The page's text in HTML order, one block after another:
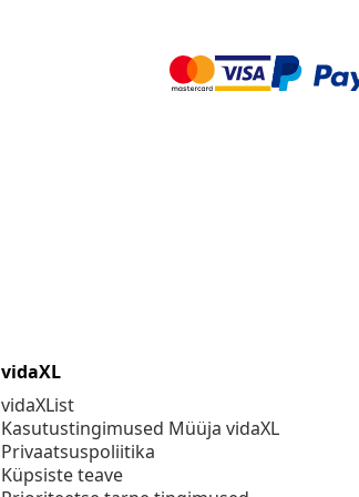
vidaXL
vidaXList
Kasutustingimused Müüja vidaXL
Privaatsuspoliitika
Küpsiste teave